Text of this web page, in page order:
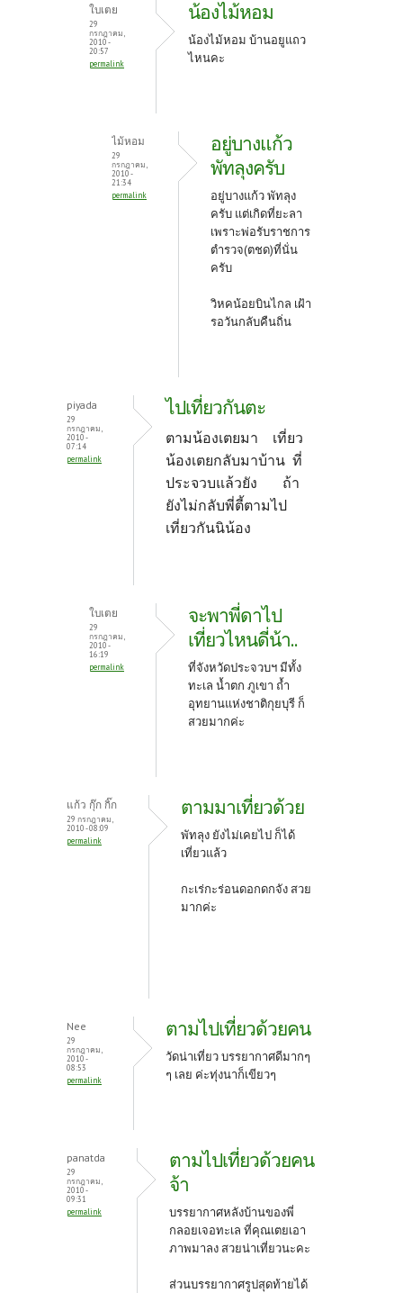
ใบเตย
29
กรกฎาคม,
2010 -
20:57
permalink
น้องไม้หอม
น้องไม้หอม บ้านอยูแถว
ไหนคะ
ไม้หอม
29
กรกฎาคม,
2010 -
21:34
permalink
อยู่บางแก้ว
พัทลุงครับ
อยู่บางแก้ว พัทลุง
ครับ แต่เกิดที่ยะลา
เพราะพ่อรับราชการ
ตำรวจ(ตชด)ที่นั่น
ครับ
วิหคน้อยบินไกล เฝ้า
รอวันกลับคืนถิ่น
piyada
29
กรกฎาคม,
2010 -
07:14
permalink
ไปเที่ยวกันตะ
ตามน้องเตยมา เที่ยว
น้องเตยกลับมาบ้าน ที่
ประจวบแล้วยัง ถ้า
ยังไม่กลับพี่ตี้ตามไป
เที่ยวกันนิน้อง
ใบเตย
29
กรกฎาคม,
2010 -
16:19
permalink
จะพาพี่ดาไป
เที่ยวไหนดี่น้า..
ที่จังหวัดประจวบฯ มีทั้ง
ทะเล น้ำตก ภูเขา ถ้ำ
อุทยานแห่งชาติกุยบุรี ก็
สวยมากค่ะ
แก้ว กุ๊ก กิ๊ก
29 กรกฎาคม,
2010 - 08:09
permalink
ตามมาเที่ยวด้วย
พัทลุง ยังไม่เคยไป ก็ได้
เที่ยวแล้ว
กะเร่กะร่อนดอกดกจัง สวย
มากค่ะ
Nee
29
กรกฎาคม,
2010 -
08:53
permalink
ตามไปเที่ยวด้วยคน
วัดน่าเที่ยว บรรยากาศดีมากๆ
ๆ เลย ค่ะทุ่งนาก็เขียวๆ
panatda
29
กรกฎาคม,
2010 -
09:31
permalink
ตามไปเที่ยวด้วยคน
จ้า
บรรยากาศหลังบ้านของพี่
กลอยเจอทะเล ที่คุณเตยเอา
ภาพมาลง สวยน่าเที่ยวนะคะ
ส่วนบรรยากาศรูปสุดท้ายได้